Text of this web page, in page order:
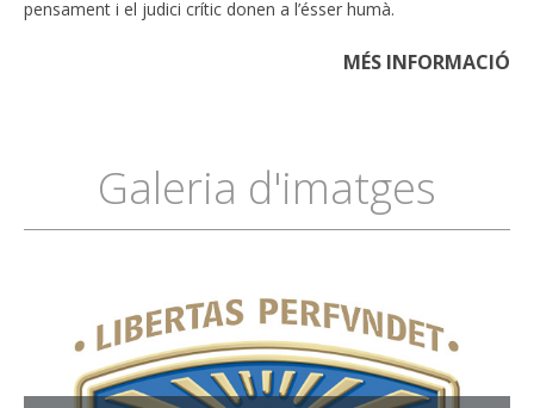
pensament i el judici crític donen a l’ésser humà.
MÉS INFORMACIÓ
Galeria d'imatges